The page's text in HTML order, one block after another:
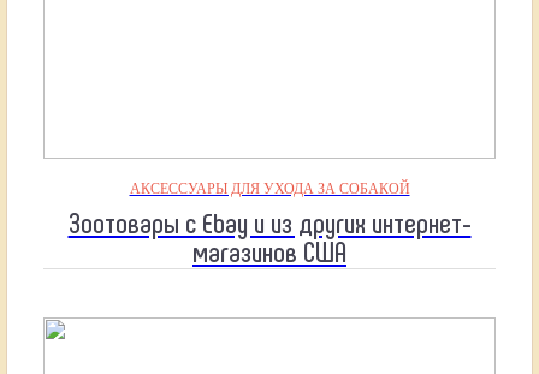
АКСЕССУАРЫ ДЛЯ УХОДА ЗА СОБАКОЙ
Зоотовары с Ebay и из других интернет-
магазинов США